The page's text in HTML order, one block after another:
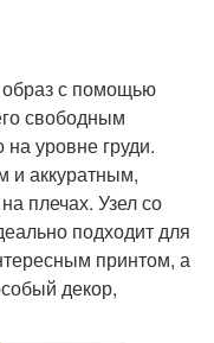
с помощью
свободным
уровне груди.
и аккуратным,
плечах. Узел со
подходит для
принтом, а
декор,